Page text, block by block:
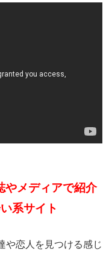
やメディアで紹介
系サイト
や恋人を見つける感じ